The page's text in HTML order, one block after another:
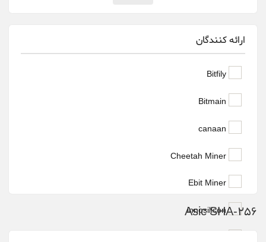
ارائه کنندگان
innosilicon
Asic SHA-256